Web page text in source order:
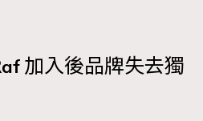
加入後品牌失去獨